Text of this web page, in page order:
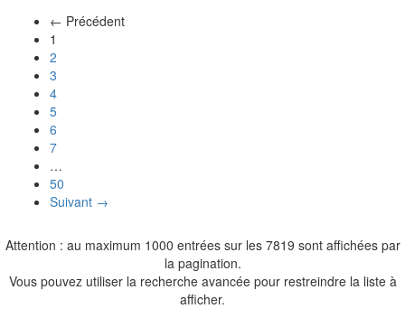
← Précédent
1
2
3
4
5
6
7
…
50
Suivant →
Attention : au maximum 1000 entrées sur les 7819 sont affichées par
la pagination.
Vous pouvez utiliser la recherche avancée pour restreindre la liste à
afficher.